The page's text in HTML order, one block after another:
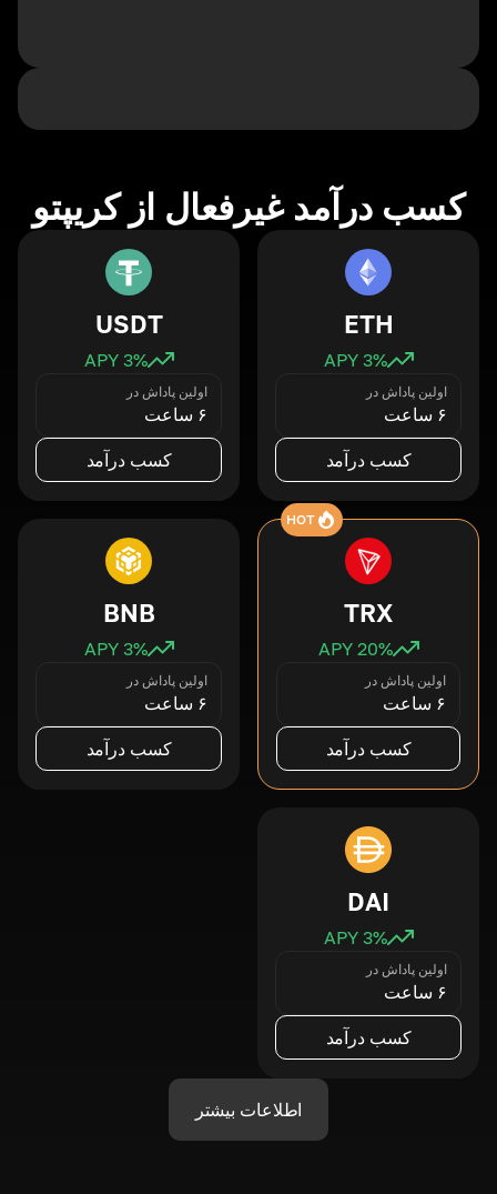
کسب درآمد غیرفعال از کریپتو
ETH
3% APY
اولین پاداش در
۶ ساعت
کسب درآمد
USDT
3% APY
اولین پاداش در
۶ ساعت
کسب درآمد
HOT
TRX
20% APY
اولین پاداش در
۶ ساعت
کسب درآمد
BNB
3% APY
اولین پاداش در
۶ ساعت
کسب درآمد
DAI
3% APY
اولین پاداش در
۶ ساعت
کسب درآمد
اطلاعات بیشتر